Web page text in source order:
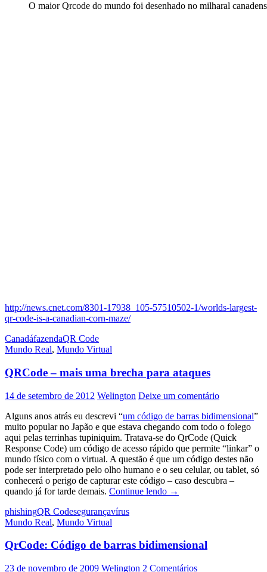
O maior Qrcode do mundo foi desenhado no milharal
http://news.cnet.com/8301-17938_105-57510502-1/worlds-largest-
qr-code-is-a-canadian-corn-maze/
CanadáfazendaQR Code
Mundo Real, Mundo Virtual
QRCode – mais uma brecha para ataques
14 de setembro de 2012 Welington Deixe um comentário
Alguns anos atrás eu descrevi “um código de barras bidimensional”
muito popular no Japão e que estava chegando com todo o folego
aqui pelas terrinhas tupiniquim. Tratava-se do QrCode (Quick
Response Code) um código de acesso rápido que permite “linkar” o
mundo físico com o virtual. A questão é que um código destes não
pode ser interpretado pelo olho humano e o seu celular, ou tablet, só
conhecerá o perigo de capturar este código – caso descubra –
quando já for tarde demais. Continue lendo QRCode
para
→
phishingQR Codesegurançavírus
Mundo Real, Mundo Virtual
QrCode: Código de barras bidimensional
23 de novembro de 2009 Welington 2 Comentários